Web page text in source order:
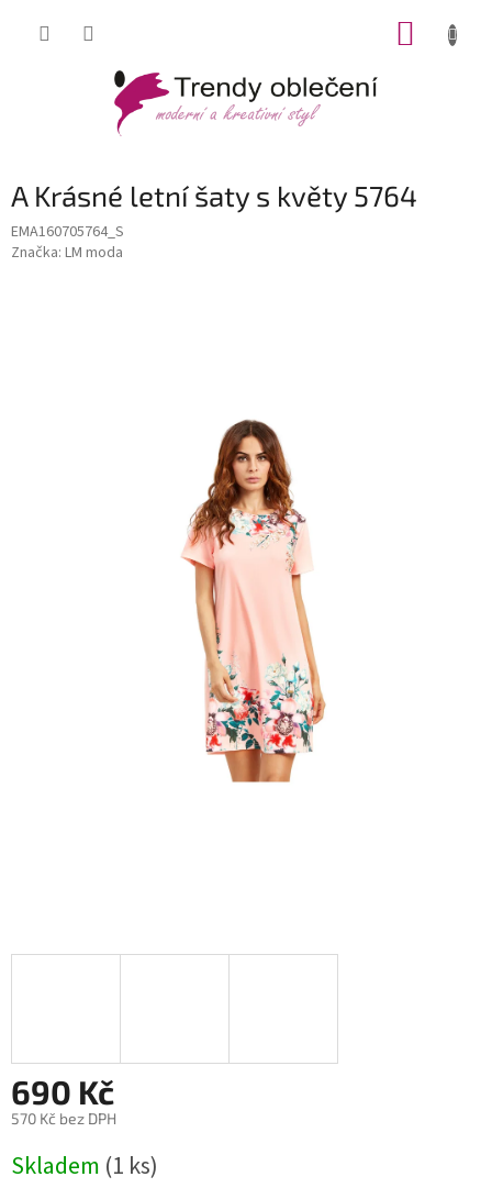
A Krásné letní šaty s květy 5764
EMA160705764_S
Značka: LM moda
690 Kč
570 Kč bez DPH
cena:
Skladem (1 ks)